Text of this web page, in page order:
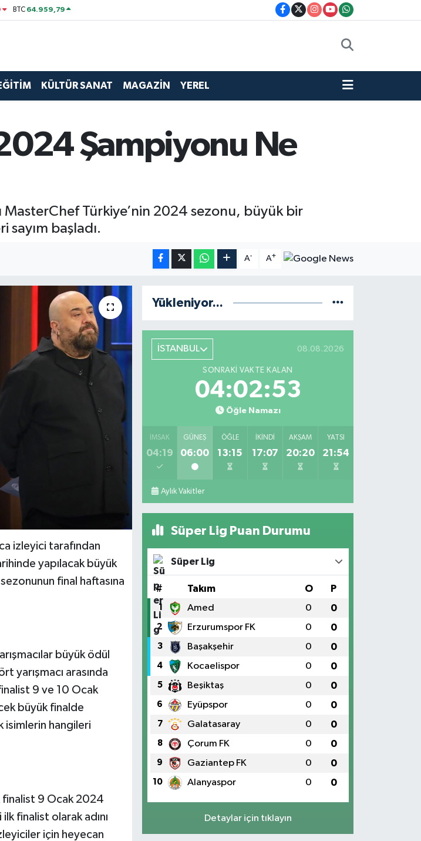
BTC 64.959,79
KÜLTÜR SANAT MAGAZİN YEREL
Şampiyonu Ne
MasterChef Türkiye’nin 2024 sezonu, büyük bir
sayım başladı.
A- A+
izleyici tarafından
yapılacak büyük
final haftasına
büyük ödül
yarışmacı arasında
9 ve 10 Ocak
büyük finalde
isimlerin hangileri
finalist 9 Ocak 2024
finalist olarak adını
için heyecan
Yükleniyor...
İSTANBUL 08.08.2026
SONRAKI VAKTE KALAN
04:02:52
Öğle Namazı
İMSAK
04:19
GÜNEŞ
06:00
ÖĞLE
13:15
İKINDI
17:07
AKŞAM
20:20
YATSI
21:54
Aylık Vakitler
Süper Lig Puan Durumu
Süper Lig
# Takım O P
1 Amed 0 0
2 Erzurumspor FK 0 0
3 Başakşehir 0 0
4 Kocaelispor 0 0
5 Beşiktaş 0 0
6 Eyüpspor 0 0
7 Galatasaray 0 0
8 Çorum FK 0 0
9 Gaziantep FK 0 0
10 Alanyaspor 0 0
Detaylar için tıklayın